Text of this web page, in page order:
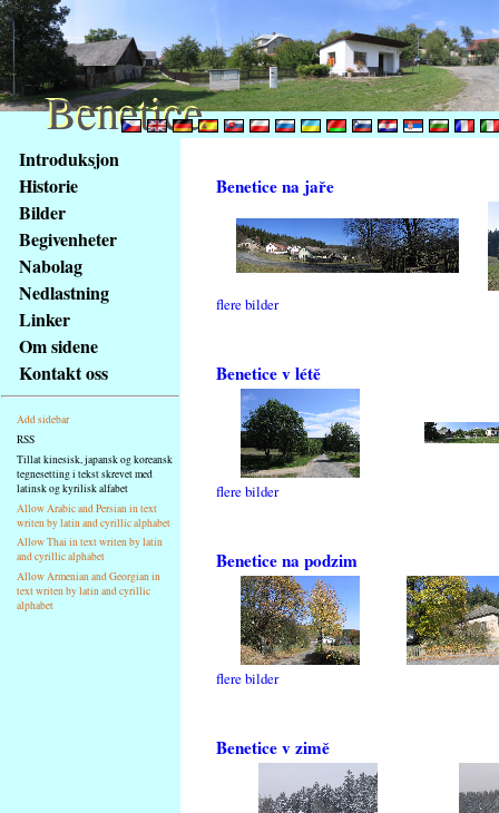
obsah
stránky
Klávesové
zkratky
tomto
webu
základní
Hlavní
strana
Introduksjon
Historie
Bilder
Begivenheter
Nabolag
Nedlastning
Linker
Om sidene
Kontakt oss
Add sidebar
RSS
Tillat kinesisk, japansk og koreansk
tegnesetting i tekst skrevet med
latinsk og kyrilisk alfabet
Allow Arabic and Persian in text
writen by latin and cyrillic alphabet
Allow Thai in text writen by latin
and cyrillic alphabet
Allow Armenian and Georgian in
text writen by latin and cyrillic
alphabet
Benetice na jaře
flere bilder
Benetice v létě
flere bilder
Benetice na podzim
flere bilder
Benetice v zimě
Benetice
Benetice